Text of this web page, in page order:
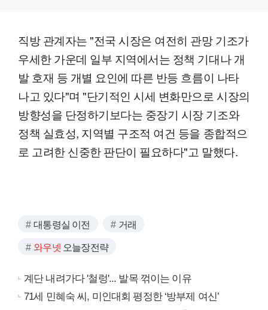
직방 관계자는 "전국 시장은 여전히 관망 기조가
우세한 가운데 일부 지역에서는 정책 기대나 개
발 호재 등 개별 요인에 따른 반등 흐름이 나타
나고 있다"며 "단기적인 시세 변화만으로 시장의
방향성을 단정하기보다는 중장기 시장 기조와
정책 실효성, 지역별 구조적 여건 등을 종합적으
로 고려한 신중한 판단이 필요하다"고 말했다.
대통령실 이전 거래
와우넷 오늘장전략
계단 내려가다 '철렁'... 발목 꺾이는 이유
71세 민혜숙 씨, 미인대회 평정한 ‘방부제 여신’